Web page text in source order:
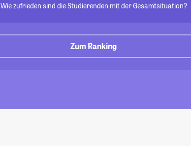
Wie zufrieden sind die Studierenden mit der Gesamtsituation?
Zum Ranking